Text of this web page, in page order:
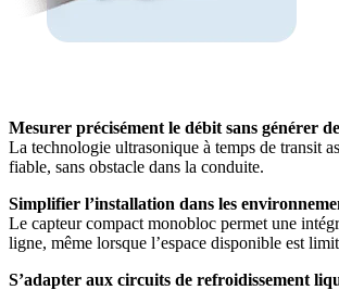
Mesurer précisément le débit sans générer
La technologie ultrasonique à temps de transit
fiable, sans obstacle dans la conduite.
Simplifier l’installation dans les
Le capteur compact monobloc permet une
ligne, même lorsque l’espace disponible est
S’adapter aux circuits de refroidissement